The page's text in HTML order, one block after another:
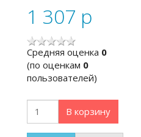
1 307 p
Cредняя оценка 0
(по оценкам 0
пользователей)
В корзину